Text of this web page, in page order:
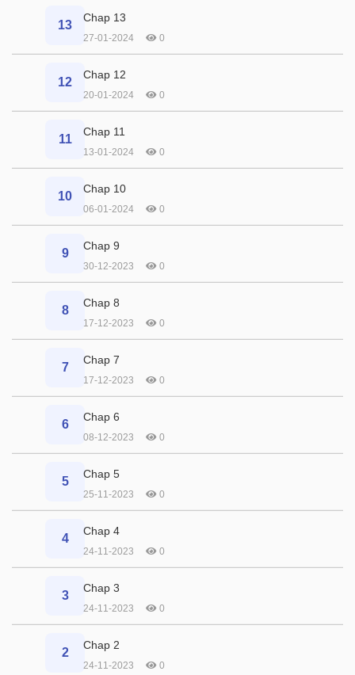
13
Chap 13
27-01-2024 0
12
Chap 12
20-01-2024 0
11
Chap 11
13-01-2024 0
10
Chap 10
06-01-2024 0
9
Chap 9
30-12-2023 0
8
Chap 8
17-12-2023 0
7
Chap 7
17-12-2023 0
6
Chap 6
08-12-2023 0
5
Chap 5
25-11-2023 0
4
Chap 4
24-11-2023 0
3
Chap 3
24-11-2023 0
2
Chap 2
24-11-2023 0